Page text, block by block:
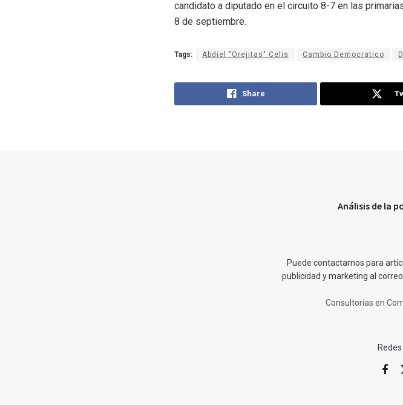
candidato a diputado en el circuito 8-7 en las
8 de septiembre.
Tags: Abdiel "Orejitas" Celis Cambio Democratico
Share
Análisis de la
Puede contactarnos para
publicidad y marketing al
Consultorías en